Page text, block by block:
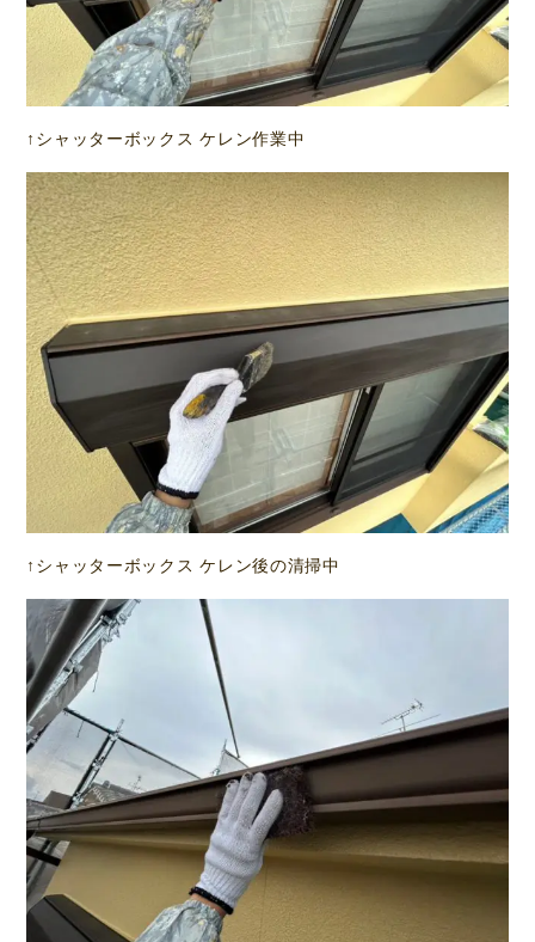
↑シャッターボックス ケレン作業中
↑シャッターボックス ケレン後の清掃中